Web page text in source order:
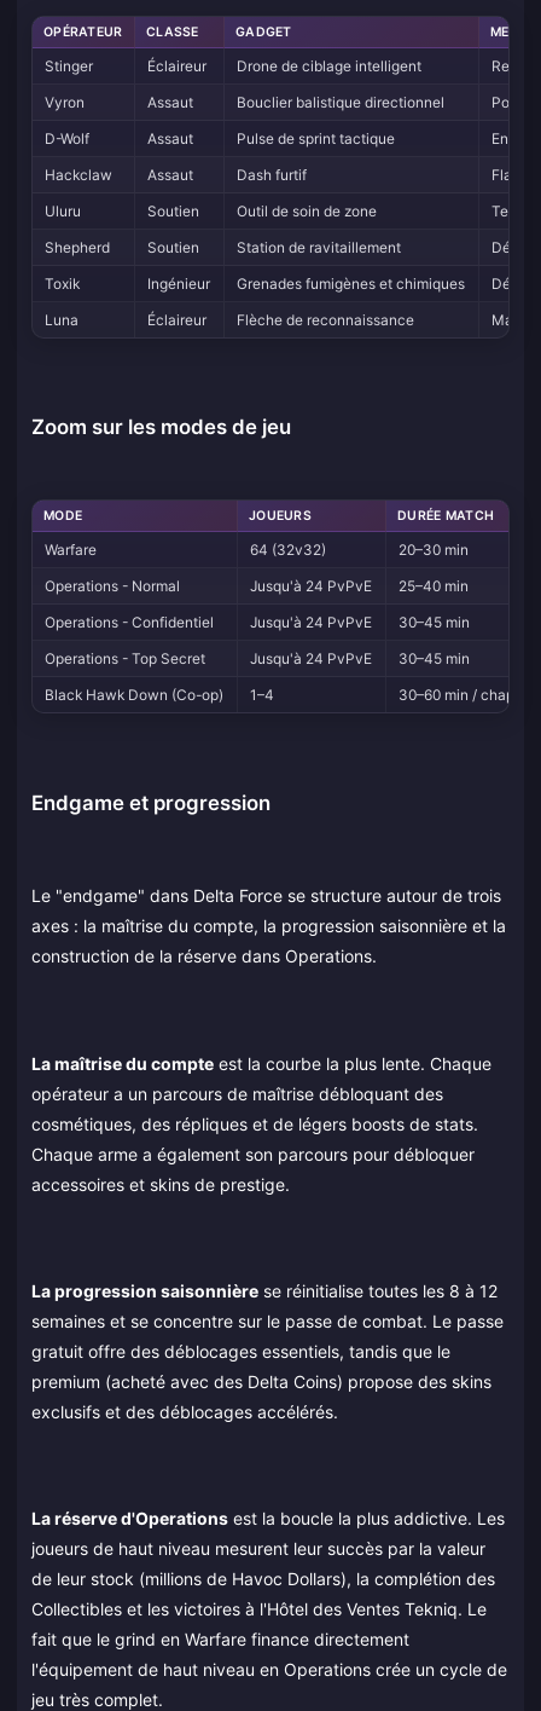
OPÉRATEUR CLASSE GADGET
Stinger Éclaireur Drone de ciblage intelligent
Vyron
Assaut Bouclier balistique directionnel
D-Wolf
Assaut Pulse de sprint tactique
Entrée
Hackclaw
Assaut Dash furtif
Flancs
Uluru
Soutien Outil de soin de zone
Tenir
Shepherd
Soutien Station de ravitaillement
Toxik
Ingénieur Grenades fumigènes et chimiques
Déni
Luna
Éclaireur Flèche de reconnaissance
Zoom sur les modes de jeu
MODE JOUEURS DURÉE MATCH
Warfare 64 (32v32)
20–30 min
Operations - Normal
Jusqu'à 24 PvPvE
25–40 min
Operations - Confidentiel
Jusqu'à 24 PvPvE
30–45 min
Operations - Top Secret
Jusqu'à 24 PvPvE
30–45 min
Black Hawk Down (Co-op)
1–4 30–60 min / chap.
Endgame et progression
Le "endgame" dans Delta Force se structure autour de trois
axes : la maîtrise du compte, la progression saisonnière et la
construction de la réserve dans Operations.
La maîtrise du compte est la courbe la plus lente. Chaque
opérateur a un parcours de maîtrise débloquant des
cosmétiques, des répliques et de légers boosts de stats.
Chaque arme a également son parcours pour débloquer
accessoires et skins de prestige.
La progression saisonnière se réinitialise toutes les 8 à 12
semaines et se concentre sur le passe de combat. Le passe
gratuit offre des déblocages essentiels, tandis que le
premium (acheté avec des Delta Coins) propose des skins
exclusifs et des déblocages accélérés.
La réserve d'Operations est la boucle la plus addictive. Les
joueurs de haut niveau mesurent leur succès par la valeur
de leur stock (millions de Havoc Dollars), la complétion des
Collectibles et les victoires à l'Hôtel des Ventes Tekniq. Le
fait que le grind en Warfare finance directement
l'équipement de haut niveau en Operations crée un cycle de
jeu très complet.